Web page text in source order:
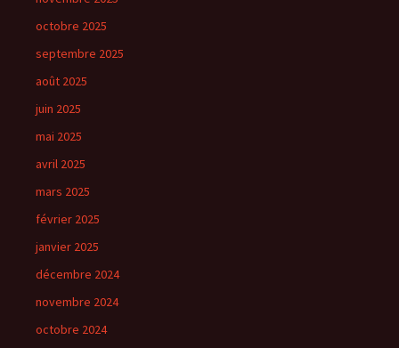
octobre 2025
septembre 2025
août 2025
juin 2025
mai 2025
avril 2025
mars 2025
février 2025
janvier 2025
décembre 2024
novembre 2024
octobre 2024